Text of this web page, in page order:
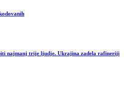
najmanj trije ljudje. Ukrajina zadela rafineriji